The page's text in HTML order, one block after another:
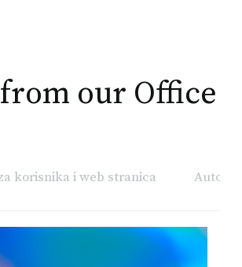
our Office
korisnika i web stranica